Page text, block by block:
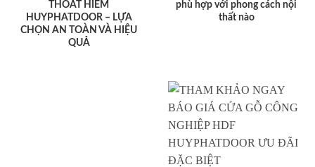
THOÁT HIỂM
HUYPHATDOOR – LỰA
CHỌN AN TOÀN VÀ HIỆU
QUẢ
phù hợp với phong cách nội
thất nào